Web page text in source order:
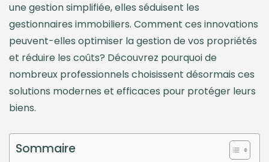
une gestion simplifiée, elles séduisent les
gestionnaires immobiliers. Comment ces innovations
peuvent-elles optimiser la gestion de vos propriétés
et réduire les coûts? Découvrez pourquoi de
nombreux professionnels choisissent désormais ces
solutions modernes et efficaces pour protéger leurs
biens.
Sommaire